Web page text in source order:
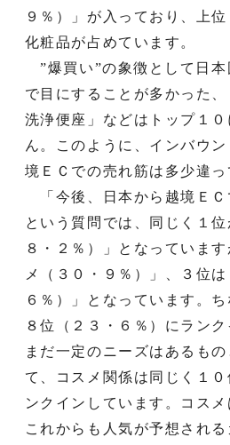
９％）」が入っており、上
化粧品が占めています。
”爆買い”の象徴として日本
で目にすることが多かった
洗浄便座」などはトップ１
ん。このように、インバウ
境ＥＣでの売れ筋は多少違っ
「今後、日本から越境ＥＣ
という質問では、同じく１
８・２％）」となっていま
メ（３０・９％）」、３位は
６％）」となっています。
８位（２３・６％）にラン
まだ一定のニーズはあるも
て、コスメ関係は同じく１
ンクインしています。コスメ
これからも人気が予想され